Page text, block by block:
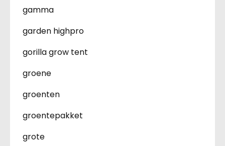
gamma
garden highpro
gorilla grow tent
groene
groenten
groentepakket
grote